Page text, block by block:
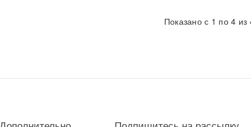
Показано с 1 по 4 из